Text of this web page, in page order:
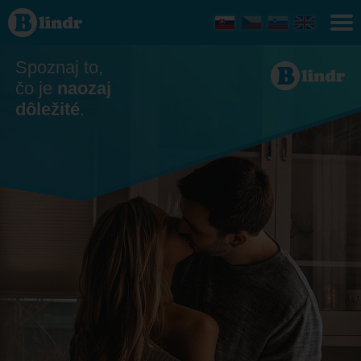
Zoznamka
- On
hľadá ju
Spoznaj to,
čo je naozaj
dôležité.